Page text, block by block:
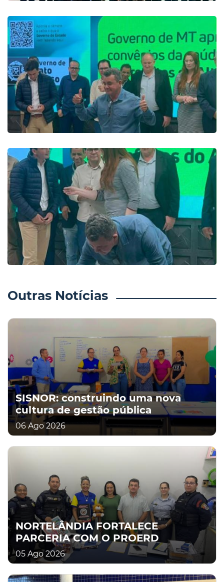
Outras Notícias
SISNOR: construindo uma nova
cultura de gestão pública
06 Ago 2026
NORTELÂNDIA FORTALECE
PARCERIA COM O PROERD
05 Ago 2026